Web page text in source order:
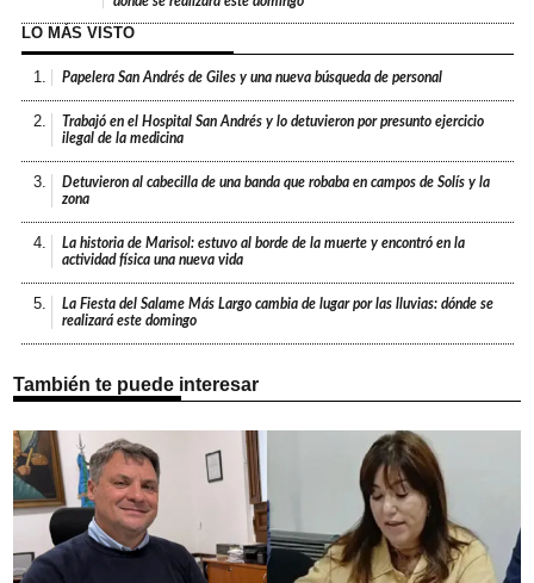
LO MÁS VISTO
1. Papelera San Andrés de Giles y una nueva búsqueda de personal
2.
Trabajó en el Hospital San Andrés y lo detuvieron por presunto ejercicio
ilegal de la medicina
3.
Detuvieron al cabecilla de una banda que robaba en campos de Solís y la
zona
4.
La historia de Marisol: estuvo al borde de la muerte y encontró en la
actividad física una nueva vida
5.
La Fiesta del Salame Más Largo cambia de lugar por las lluvias: dónde se
realizará este domingo
También te puede interesar